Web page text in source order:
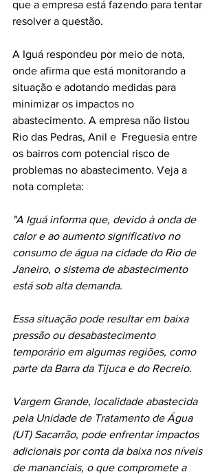
que a empresa está fazendo para tentar
resolver a questão.
A Iguá respondeu por meio de nota,
onde afirma que está monitorando a
situação e adotando medidas para
minimizar os impactos no
abastecimento. A empresa não listou
Rio das Pedras, Anil e  Freguesia entre
os bairros com potencial risco de
problemas no abastecimento. Veja a
nota completa:
"A Iguá informa que, devido à onda de
calor e ao aumento significativo no
consumo de água na cidade do Rio de
Janeiro, o sistema de abastecimento
está sob alta demanda.
Essa situação pode resultar em baixa
pressão ou desabastecimento
temporário em algumas regiões, como
parte da Barra da Tijuca e do Recreio.
Vargem Grande, localidade abastecida
pela Unidade de Tratamento de Água
(UT) Sacarrão, pode enfrentar impactos
adicionais por conta da baixa nos níveis
de mananciais, o que compromete a